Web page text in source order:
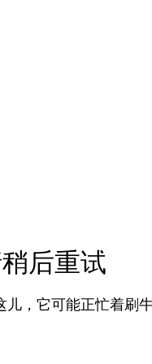
后重试
儿，它可能正忙着刷